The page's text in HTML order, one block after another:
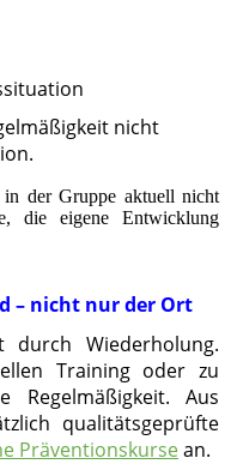
nicht
der Gruppe aktuell nicht
die eigene Entwicklung
– nicht nur der Ort
durch Wiederholung.
Training oder zu
Aus
qualitätsgeprüfte
Präventionskursean.